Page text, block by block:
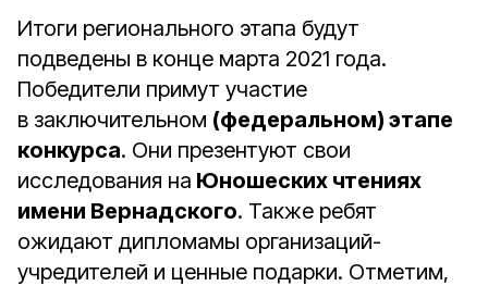
Итоги регионального этапа будут
подведены в конце марта 2021 года.
Победители примут участие
в заключительном (федеральном) этапе
конкурса. Они презентуют свои
исследования на Юношеских чтениях
имени Вернадского. Также ребят
ожидают дипломамы организаций-
учредителей и ценные подарки. Отметим,